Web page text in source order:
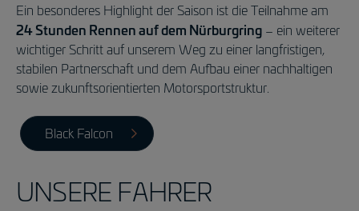
Ein besonderes Highlight der Saison ist die Teilnahme am
24 Stunden Rennen auf dem Nürburgring – ein weiterer
wichtiger Schritt auf unserem Weg zu einer langfristigen,
stabilen Partnerschaft und dem Aufbau einer nachhaltigen
sowie zukunftsorientierten Motorsportstruktur.
Black Falcon
UNSERE FAHRER